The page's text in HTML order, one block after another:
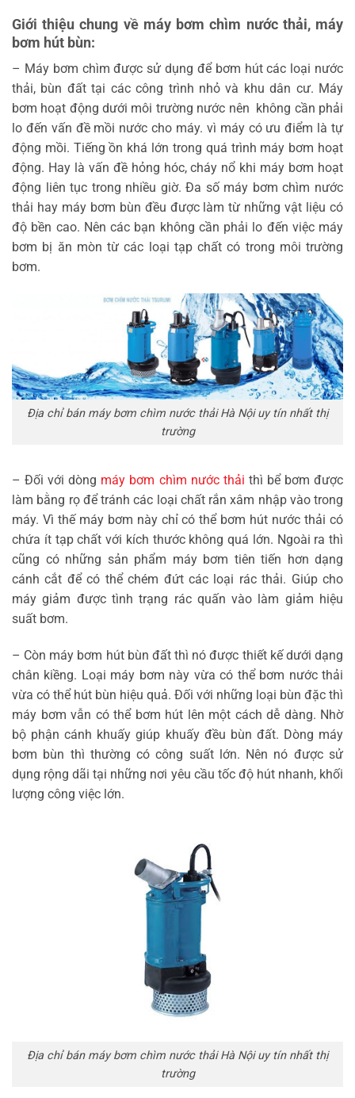
Giới thiệu chung về máy bơm chìm nước thải, máy
bơm hút bùn:
– Máy bơm chìm được sử dụng để bơm hút các loại nước
thải, bùn đất tại các công trình nhỏ và khu dân cư. Máy
bơm hoạt động dưới môi trường nước nên không cần phải
lo đến vấn đề mồi nước cho máy. vì máy có ưu điểm là tự
động mồi. Tiếng ồn khá lớn trong quá trình máy bơm hoạt
động. Hay là vấn đề hỏng hóc, cháy nổ khi máy bơm hoạt
động liên tục trong nhiều giờ. Đa số máy bơm chìm nước
thải hay máy bơm bùn đều được làm từ những vật liệu có
độ bền cao. Nên các bạn không cần phải lo đến việc máy
bơm bị ăn mòn từ các loại tạp chất có trong môi trường
bơm.
Địa chỉ bán máy bơm chìm nước thải Hà Nội uy tín nhất thị
trường
– Đối với dòng máy bơm chìm nước thải thì bể bơm được
làm bằng rọ để tránh các loại chất rắn xâm nhập vào trong
máy. Vì thế máy bơm này chỉ có thể bơm hút nước thải có
chứa ít tạp chất với kích thước không quá lớn. Ngoài ra thì
cũng có những sản phẩm máy bơm tiên tiến hơn dạng
cánh cắt để có thể chém đứt các loại rác thải. Giúp cho
máy giảm được tình trạng rác quấn vào làm giảm hiệu
suất bơm.
– Còn máy bơm hút bùn đất thì nó được thiết kế dưới dạng
chân kiềng. Loại máy bơm này vừa có thể bơm nước thải
vừa có thể hút bùn hiệu quả. Đối với những loại bùn đặc thì
máy bơm vẫn có thể bơm hút lên một cách dễ dàng. Nhờ
bộ phận cánh khuấy giúp khuấy đều bùn đất. Dòng máy
bơm bùn thì thường có công suất lớn. Nên nó được sử
dụng rộng dãi tại những nơi yêu cầu tốc độ hút nhanh, khối
lượng công việc lớn.
Địa chỉ bán máy bơm chìm nước thải Hà Nội uy tín nhất thị
trường